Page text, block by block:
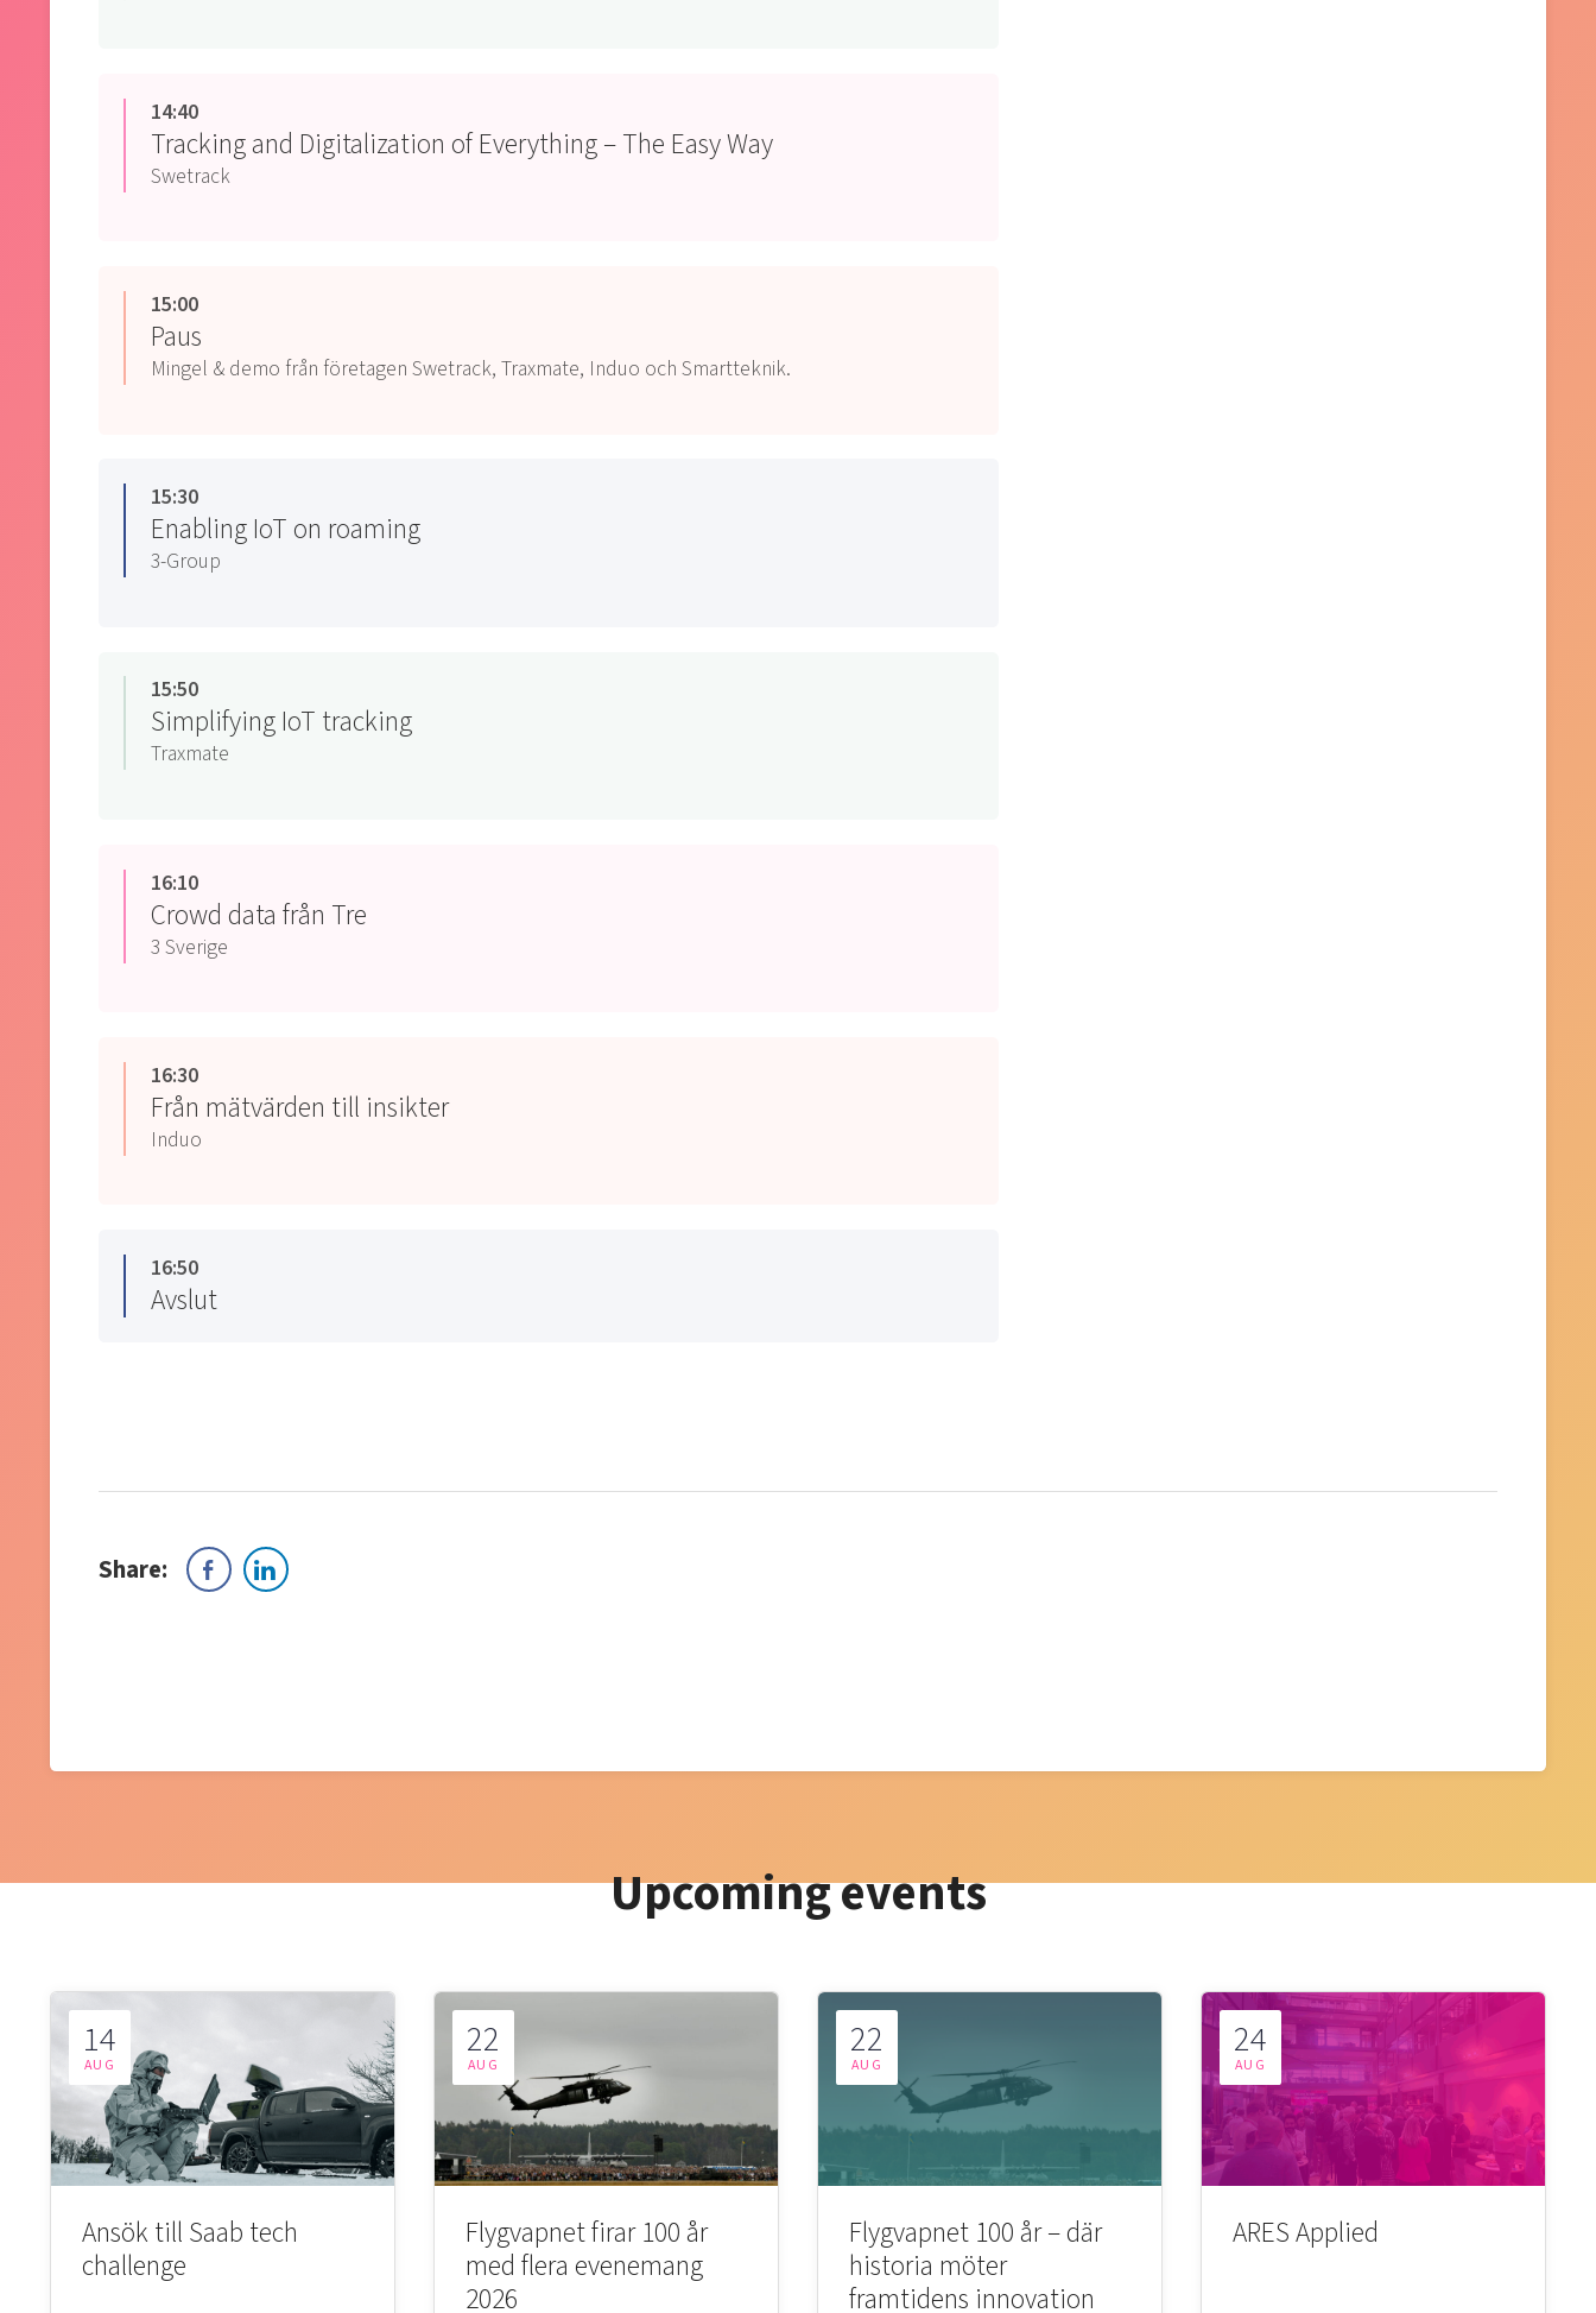
14:40
Tracking and Digitalization of Everything – The Easy Way
Swetrack
15:00
Paus
Mingel & demo från företagen Swetrack, Traxmate, Induo och Smartteknik.
15:30
Enabling IoT on roaming
3-Group
15:50
Simplifying IoT tracking
Traxmate
16:10
Crowd data från Tre
3 Sverige
16:30
Från mätvärden till insikter
Induo
16:50
Avslut
Share:
Upcoming events
14
AUG
Ansök till Saab tech
challenge
22
AUG
Flygvapnet firar 100 år
med flera evenemang
2026
22
AUG
Flygvapnet 100 år – där
historia möter
framtidens innovation
24
AUG
ARES Applied